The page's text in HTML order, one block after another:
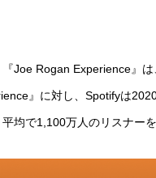
Joe Rogan Experience』
』に対し、Spotifyは
均で1,100万人のリスナーを